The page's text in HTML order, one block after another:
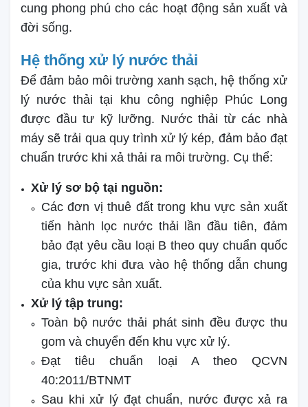
cung phong phú cho các hoạt động sản xuất và
đời sống.
Hệ thống xử lý nước thải
Để đảm bảo môi trường xanh sạch, hệ thống xử
lý nước thải tại khu công nghiệp Phúc Long
được đầu tư kỹ lưỡng. Nước thải từ các nhà
máy sẽ trải qua quy trình xử lý kép, đảm bảo đạt
chuẩn trước khi xả thải ra môi trường. Cụ thể:
Xử lý sơ bộ tại nguồn:
Các đơn vị thuê đất trong khu vực sản xuất
tiến hành lọc nước thải lần đầu tiên, đảm
bảo đạt yêu cầu loại B theo quy chuẩn quốc
gia, trước khi đưa vào hệ thống dẫn chung
của khu vực sản xuất.
Xử lý tập trung:
Toàn bộ nước thải phát sinh đều được thu
gom và chuyển đến khu vực xử lý.
Đạt tiêu chuẩn loại A theo QCVN
40:2011/BTNMT
Sau khi xử lý đạt chuẩn, nước được xả ra